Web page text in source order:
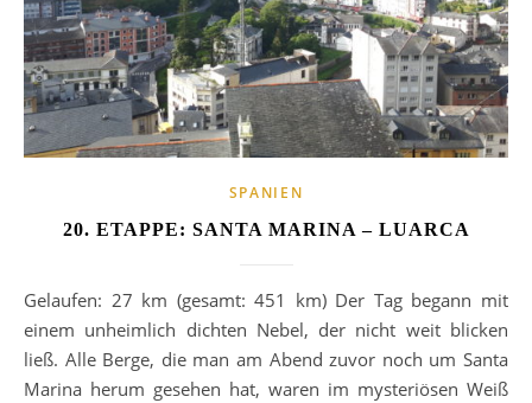
SPANIEN
20. ETAPPE: SANTA MARINA – LUARCA
Gelaufen: 27 km (gesamt: 451 km) Der Tag begann mit
einem unheimlich dichten Nebel, der nicht weit blicken
ließ. Alle Berge, die man am Abend zuvor noch um Santa
Marina herum gesehen hat, waren im mysteriösen Weiß